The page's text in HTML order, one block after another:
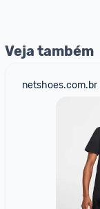
Veja também
netshoes.com.br